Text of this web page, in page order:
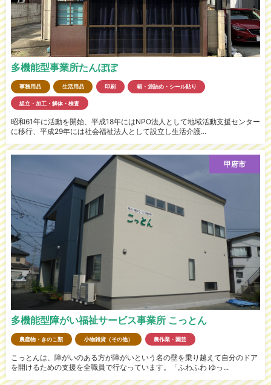
多機能型事業所たんぽぽ
事務用品 生活用品 印刷 箱・袋詰め・シール貼り
組立・加工・解体・検査
昭和61年に活動を開始、平成18年にはNPO法人として地域活動支援センター
に移行、平成29年には社会福祉法人として設立し生活介護...
多機能型障がい福祉サービス事業所 こっとん
甲府市
農産物・きのこ類 小物雑貨（その他） 農作業・園芸
こっとんは、障がいのある方が障がいという名の壁を乗り越えて自分のドア
を開けるための支援を全職員で行なっています。「ふわふわ ゆっ...